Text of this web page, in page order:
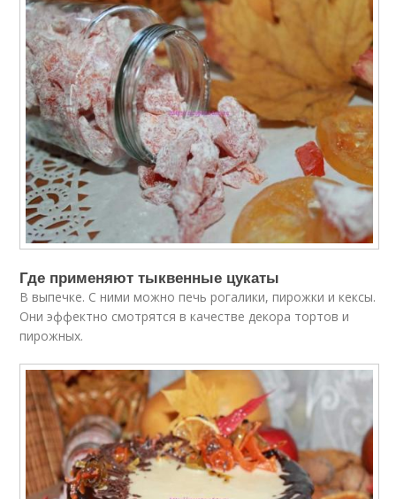
Где применяют тыквенные цукаты
В выпечке. С ними можно печь рогалики, пирожки и кексы.
Они эффектно смотрятся в качестве декора тортов и
пирожных.